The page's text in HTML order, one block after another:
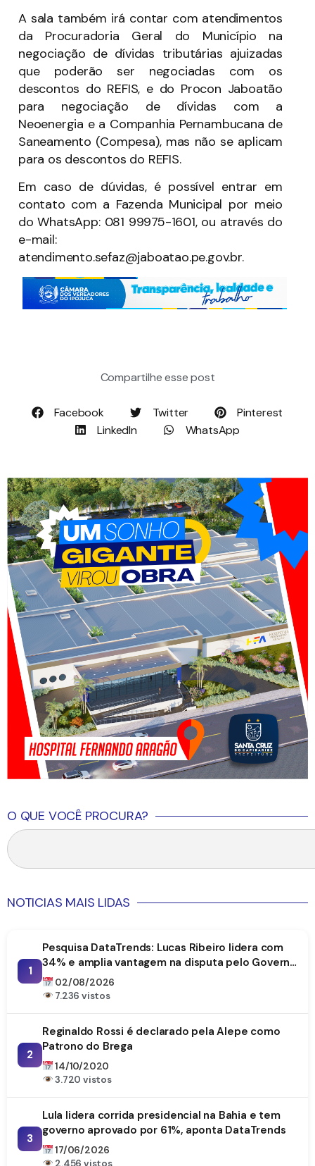
A sala também irá contar com atendimentos
da Procuradoria Geral do Município na
negociação de dívidas tributárias ajuizadas
que poderão ser negociadas com os
descontos do REFIS, e do Procon Jaboatão
para negociação de dívidas com a
Neoenergia e a Companhia Pernambucana de
Saneamento (Compesa), mas não se aplicam
para os descontos do REFIS.
Em caso de dúvidas, é possível entrar em
contato com a Fazenda Municipal por meio
do WhatsApp: 081 99975-1601, ou através do
e-mail:
atendimento.sefaz@jaboatao.pe.gov.br.
Compartilhe esse post
Facebook Twitter
Pinterest
LinkedIn
WhatsApp
O QUE VOCÊ PROCURA?
NOTICIAS MAIS LIDAS
1
Pesquisa DataTrends: Lucas Ribeiro lidera com
34% e amplia vantagem na disputa pelo Governo
da Paraíba
02/08/2026
7.236 vistos
2
Reginaldo Rossi é declarado pela Alepe como
Patrono do Brega
14/10/2020
3.720 vistos
3
Lula lidera corrida presidencial na Bahia e tem
governo aprovado por 61%, aponta DataTrends
17/06/2026
2.456 vistos